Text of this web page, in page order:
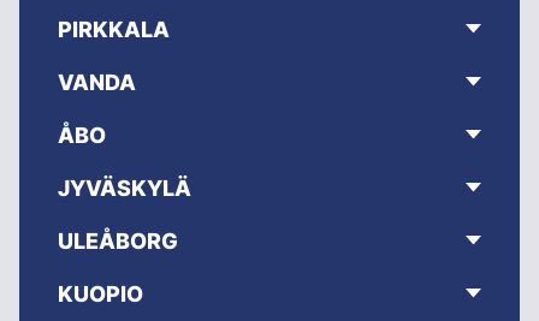
PIRKKALA
VANDA
ÅBO
JYVÄSKYLÄ
ULEÅBORG
KUOPIO